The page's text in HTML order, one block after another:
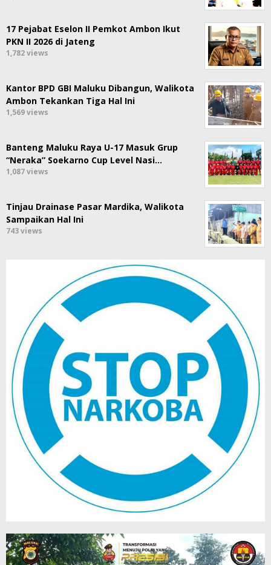
17 Pejabat Eselon II Pemkot Ambon Ikut
PKN II 2026 di Jateng
1,782 views
Kantor BPD GBI Maluku Dibangun, Walikota
Ambon Tekankan Tiga Hal Ini
1,569 views
Banteng Maluku Raya U-17 Masuk Grup
“Neraka” Soekarno Cup Level Nasi…
1,087 views
Tinjau Drainase Pasar Mardika, Walikota
Sampaikan Hal Ini
743 views